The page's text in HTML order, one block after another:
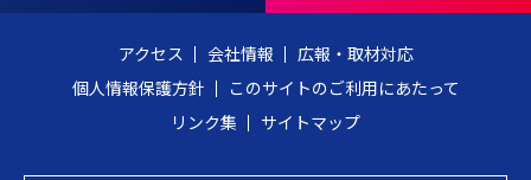
アクセス 会社情報
広報・取材対応
個人情報保護方針
このサイトのご利用にあたって
リンク集
サイトマップ